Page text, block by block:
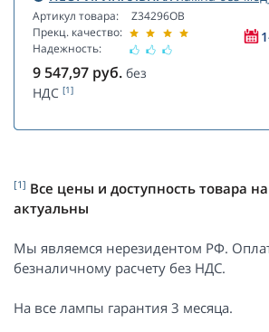
Артикул товара:
Прекц. качество:
Надежность:
Z34296OB
9 547,97 руб. без
НДС [1]
[1] Все цены и доступность товара
актуальны
Мы являемся нерезидентом РФ.
безналичному расчету без НДС.
На все лампы гарантия 3 месяца.